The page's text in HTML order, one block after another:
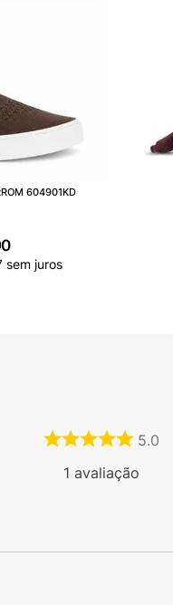
604901KD
sem juros
5.0
1 avaliação